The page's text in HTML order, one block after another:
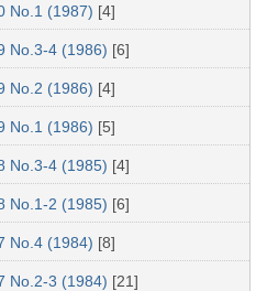
No.1 (1987) [4]
No.3-4 (1986) [6]
No.2 (1986) [4]
No.1 (1986) [5]
No.3-4 (1985) [4]
No.1-2 (1985) [6]
No.4 (1984) [8]
No.2-3 (1984) [21]